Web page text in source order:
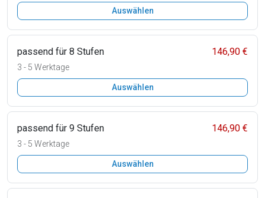
Auswählen
passend für 8 Stufen 146,90 €
3 - 5 Werktage
Auswählen
passend für 9 Stufen 146,90 €
3 - 5 Werktage
Auswählen